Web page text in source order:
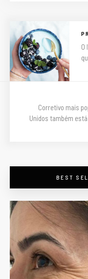
O
Corretivo mais
Unidos também
BEST